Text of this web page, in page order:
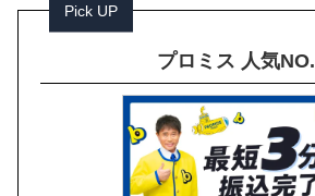
Pick UP
プロミス 人気NO.